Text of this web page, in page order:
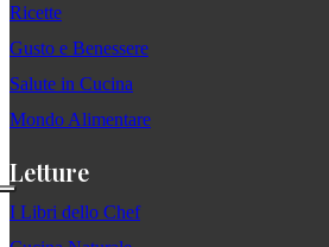
Ricette
Gusto e Benessere
Salute in Cucina
Mondo Alimentare
Letture
I Libri dello Chef